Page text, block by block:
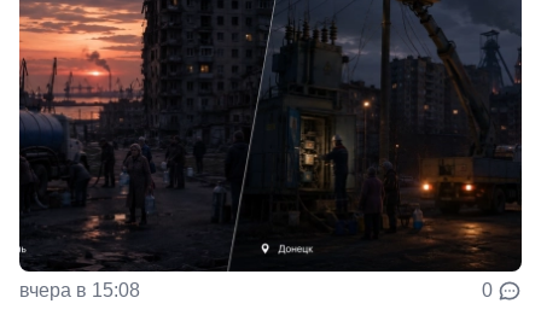
вчера в 15:08 0